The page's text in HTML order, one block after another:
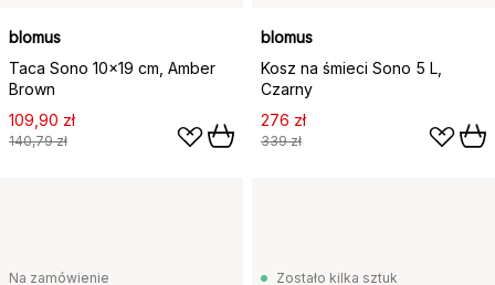
blomus
Taca Sono 10x19 cm, Amber
Brown
109,90 zł
140,79 zł
blomus
Kosz na śmieci Sono 5 L,
Czarny
276 zł
339 zł
Na zamówienie Zostało kilka sztuk